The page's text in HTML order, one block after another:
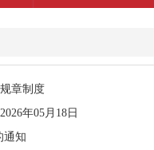
民意征集
规章制度
2026年05月18日
通知